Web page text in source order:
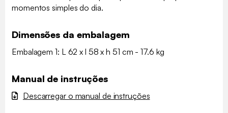
momentos simples do dia.
Dimensões da embalagem
Embalagem 1: L 62 x l 58 x h 51 cm - 17.6 kg
Manual de instruções
Descarregar o manual de instruções